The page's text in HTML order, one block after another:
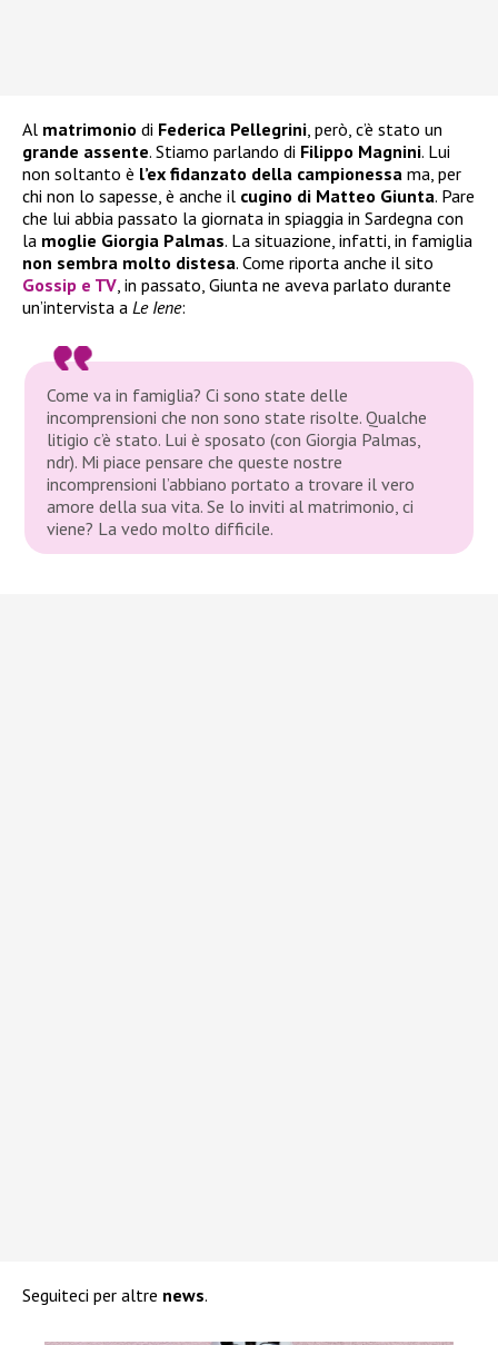
Al matrimonio di Federica Pellegrini , però, c’è stato un
grande assente. Stiamo parlando di Filippo Magnini. Lui
non soltanto è l’ex fidanzato della campionessa ma, per
chi non lo sapesse, è anche il cugino di Matteo Giunta. Pare
che lui abbia passato la giornata in spiaggia in Sardegna con
la moglie Giorgia Palmas. La situazione, infatti, in famiglia
non sembra molto distesa. Come riporta anche il sito
Gossip e TV , in passato, Giunta ne aveva parlato durante
un’intervista a Le Iene:
Come va in famiglia? Ci sono state delle
incomprensioni che non sono state risolte. Qualche
litigio c’è stato. Lui è sposato (con Giorgia Palmas,
ndr). Mi piace pensare che queste nostre
incomprensioni l’abbiano portato a trovare il vero
amore della sua vita. Se lo inviti al matrimonio, ci
viene? La vedo molto difficile.
Seguiteci per altre news.